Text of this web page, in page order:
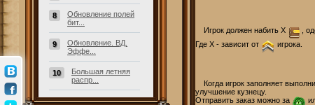
8
Обновление полей
бит...
9
Обновление. ВД.
Эффе...
10
Большая летняя
распр...
Игрок должен набить X
,
Где X - зависит от
игрока.
Когда игрок заполняет
улучшение кузнецу.
Отправить заказ можно за